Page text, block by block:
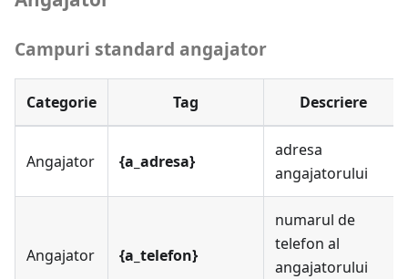
Campuri standard angajator
Categorie Tag Descriere
Angajator {a_adresa}
adresa
angajatorului
Angajator {a_telefon}
numarul de
telefon al
angajatorului